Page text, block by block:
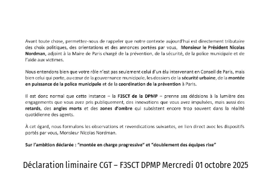
Déclaration liminaire CGT – F3SCT DPMP Mercredi 01 octobre 2025